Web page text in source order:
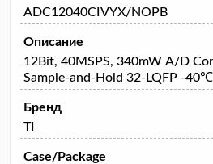
ADC12040CIVYX/NOPB
Описание
12Bit, 40MSPS, 340mW A/D
Sample-and-Hold 32-LQFP -
Бренд
TI
Case/Package